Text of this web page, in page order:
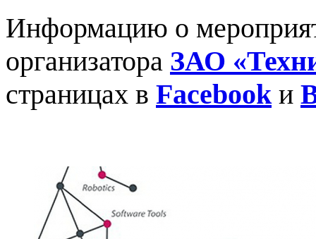
Информацию о
организатора ЗАО
страницах в Facebook и